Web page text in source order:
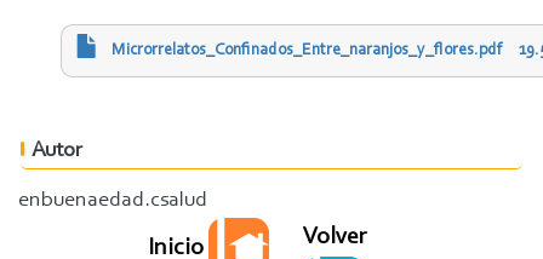
Microrrelatos_Confinados_Entre_naranjos_y_flores.pdf
Autor
enbuenaedad.csalud
Inicio Volver